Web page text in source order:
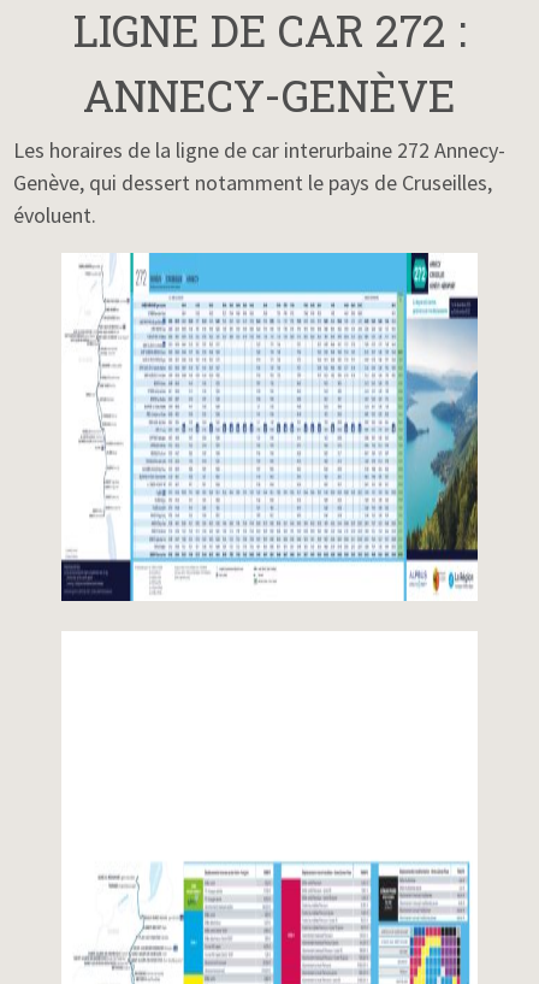
LIGNE DE CAR 272 :
ANNECY-GENÈVE
Les horaires de la ligne de car interurbaine 272 Annecy-
Genève, qui dessert notamment le pays de Cruseilles,
évoluent.